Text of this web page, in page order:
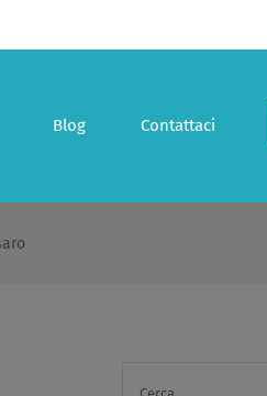
Blog Contattaci